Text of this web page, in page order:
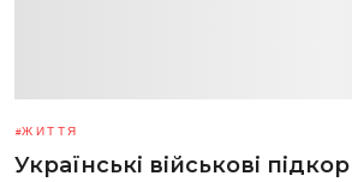
ЖИТТЯ
Українські військові